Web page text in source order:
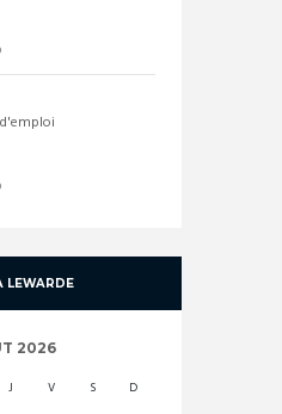
LEWARDE
2026
J V S D